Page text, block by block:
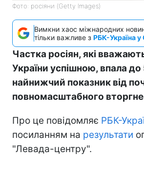
Фото: росіяни (Getty Images)
Вимкни хаос міжнародних
тільки важливе з РБК-Україна у
Частка росіян, які
України успішною, впала
найнижчий показник від
повномасштабного
Про це повідомляє РБК-
посиланням на результати
"Левада-центру".